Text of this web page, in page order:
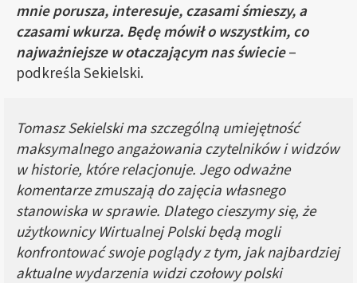
mnie porusza, interesuje, czasami śmieszy, a
czasami wkurza. Będę mówił o wszystkim, co
najważniejsze w otaczającym nas świecie–
podkreśla Sekielski.
Tomasz Sekielski ma szczególną umiejętność
maksymalnego angażowania czytelników i widzów
w historie, które relacjonuje. Jego odważne
komentarze zmuszają do zajęcia własnego
stanowiska w sprawie. Dlatego cieszymy się, że
użytkownicy Wirtualnej Polski będą mogli
konfrontować swoje poglądy z tym, jak najbardziej
aktualne wydarzenia widzi czołowy polski